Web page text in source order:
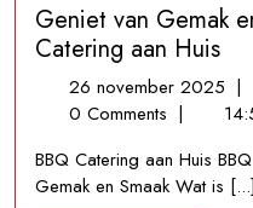
Geniet van Gemak
Catering aan Huis
26 november 2025 26|
0 Comments |
BBQ Catering aan Huis
Gemak en Smaak Wat is [...]